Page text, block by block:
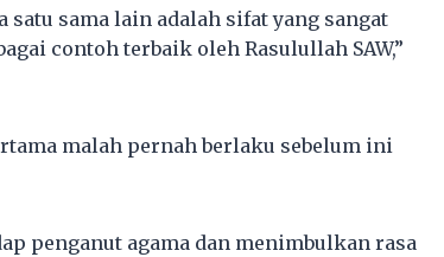
sama lain adalah sifat yang sangat
contoh terbaik oleh Rasulullah SAW,”
malah pernah berlaku sebelum ini
penganut agama dan menimbulkan rasa